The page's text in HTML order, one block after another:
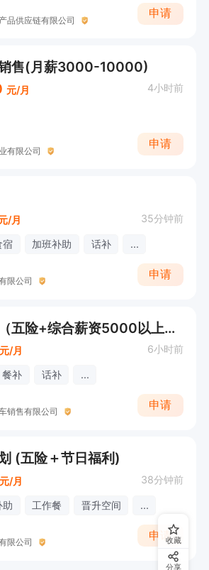
品供应链有限公司
申请
售(月薪3000-10000)
元/月 4小时前
有限公司
申请
/月 35分钟前
宿 加班补助 话补 ...
限公司
申请
抖音直播运营（五险+综合薪资5000以上+工作餐）
元/月 6小时前
餐补 话补 ...
销售有限公司
申请
(五险＋节日福利)
元/月 38分钟前
助 工作餐 晋升空间 ...
限公司
申请收藏
分享